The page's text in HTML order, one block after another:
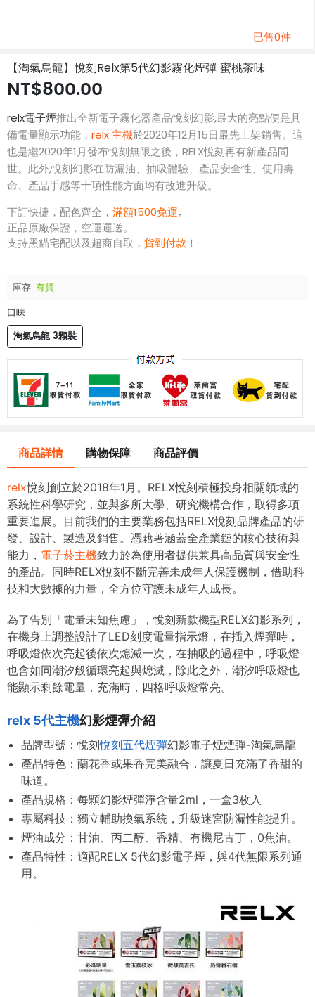
已售0件
【淘氣烏龍】悅刻Relx第5代幻影霧化煙彈 蜜桃茶味
NT$800.00
relx電子煙推出全新電子霧化器產品悅刻幻影,最大的亮點便是具
備電量顯示功能， relx 主機於2020年12月15日最先上架銷售。這
也是繼2020年1月發布悅刻無限之後，RELX悅刻再有新產品問
世。此外,悅刻幻影在防漏油、抽吸體驗、產品安全性、使用壽
命、產品手感等十項性能方面均有改進升級。
下訂快捷，配色齊全， 滿額1500免運。
正品原廠保證，空運運送。
支持黑貓宅配以及超商自取， 貨到付款 ！
庫存: 有貨
口味
淘氣烏龍 3顆裝
商品詳情 購物保障 商品評價
relx悅刻創立於2018年1月。RELX悅刻積極投身相關領域的
系統性科學研究，並與多所大學、研究機構合作，取得多項
重要進展。目前我們的主要業務包括RELX悅刻品牌產品的研
發、設計、製造及銷售。憑藉著涵蓋全產業鏈的核心技術與
能力， 電子菸主機致力於為使用者提供兼具高品質與安全性
的產品。同時RELX悅刻不斷完善未成年人保護機制，借助科
技和大數據的力量，全方位守護未成年人成長。
為了告別「電量未知焦慮」，悅刻新款機型RELX幻影系列，
在機身上調整設計了LED刻度電量指示燈，在插入煙彈時，
呼吸燈依次亮起後依次熄滅一次，在抽吸的過程中，呼吸燈
也會如同潮汐般循環亮起與熄滅，除此之外，潮汐呼吸燈也
能顯示剩餘電量，充滿時，四格呼吸燈常亮。
relx 5代主機幻影煙彈介紹
品牌型號：悅刻悅刻五代煙彈幻影電子煙煙彈-淘氣烏龍
產品特色：蘭花香或果香完美融合，讓夏日充滿了香甜的
味道。
產品規格：每顆幻影煙彈淨含量2ml，一盒3枚入
專屬科技：獨立輔助換氣系統，升級迷宮防漏性能提升。
煙油成分：甘油、丙二醇、香精、有機尼古丁，0焦油。
產品特性：適配RELX 5代幻影電子煙，與4代無限系列通
用。